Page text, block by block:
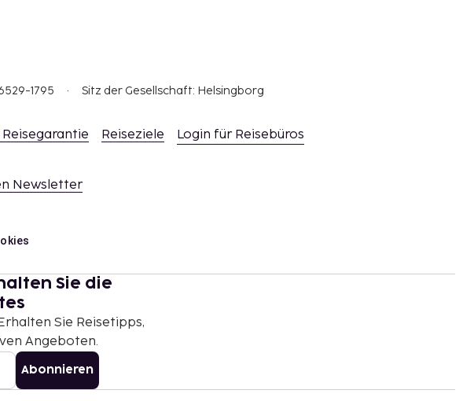
1795 Sitz der Gesellschaft: Helsingborg
Reiseziele Login für Reisebüros
Newsletter
Sie die
Sie Reisetipps,
Angeboten.
Abonnieren